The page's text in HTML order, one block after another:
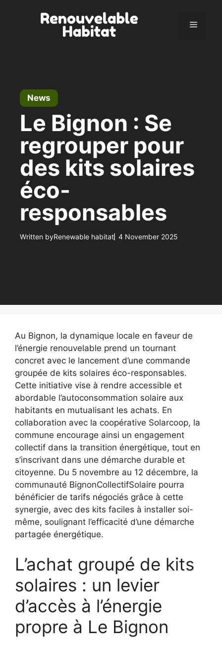
Menu
News
Le Bignon : Se
regrouper pour
des kits solaires
éco-
responsables
Written byRenewable habitat 4 November 2025
Au Bignon, la dynamique locale en faveur de
l’énergie renouvelable prend un tournant
concret avec le lancement d’une commande
groupée de kits solaires éco-responsables.
Cette initiative vise à rendre accessible et
abordable l’autoconsommation solaire aux
habitants en mutualisant les achats. En
collaboration avec la coopérative Solarcoop, la
commune encourage ainsi un engagement
collectif dans la transition énergétique, tout en
s’inscrivant dans une démarche durable et
citoyenne. Du 5 novembre au 12 décembre, la
communauté BignonCollectifSolaire pourra
bénéficier de tarifs négociés grâce à cette
synergie, avec des kits faciles à installer soi-
même, soulignant l’efficacité d’une démarche
partagée énergétique.
L’achat groupé de kits
solaires : un levier
d’accès à l’énergie
propre à Le Bignon